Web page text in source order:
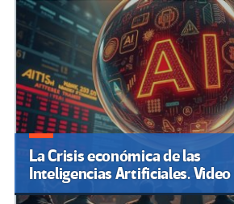
La Crisis económica de las
Inteligencias Artificiales. Video